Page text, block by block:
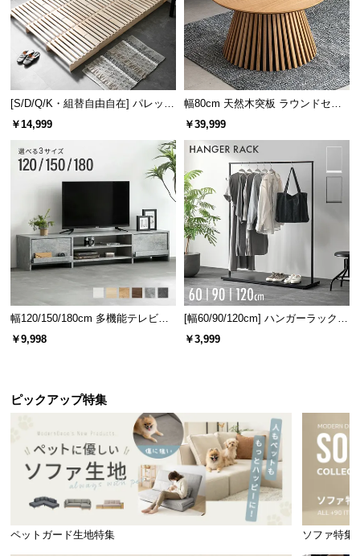
[S/D/Q/K・組替自由自在] パレット
ベッド 8/12/16枚セット
￥14,999
幅80cm 天然木突板 ラウンドセン
ターテーブル 美しい格子デザイン
￥39,999
幅120/150/180cm 多機能テレビボ
ード 木目/石目調 オープン収納・
￥9,998
[幅60/90/120cm] ハンガーラック
スチール 4段階高さ調節 サイドフ
￥3,999
ピックアップ特集
ペットガード生地特集 ソファ特集